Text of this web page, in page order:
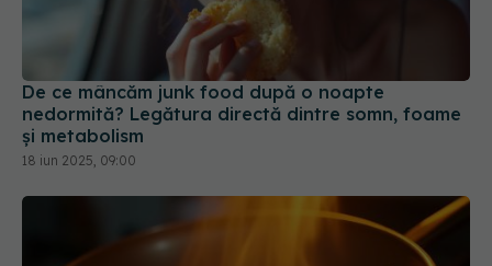
De ce mâncăm junk food după o noapte
nedormită? Legătura directă dintre somn, foame
și metabolism
18 iun 2025, 09:00